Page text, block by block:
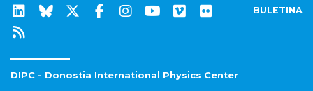
BULETINA
DIPC - Donostia International Physics Center